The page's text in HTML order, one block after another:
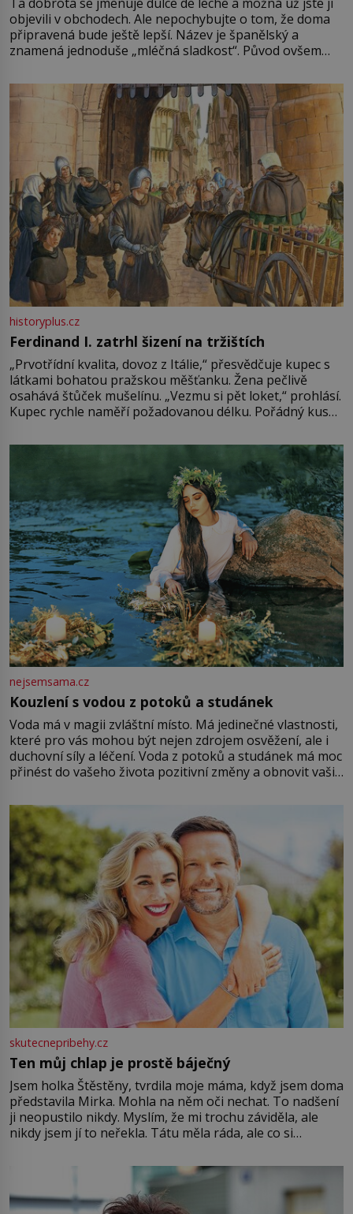
objevili v obchodech. Ale nepochybujte o tom, že doma
připravená bude ještě lepší. Název je španělský a
znamená jednoduše „mléčná sladkost“. Původ ovšem
pře hned několik latinskoamerických zemí a k tomu
Francie, kde se traduje,
historyplus.cz
Ferdinand I. zatrhl šizení na tržištích
„Prvotřídní kvalita, dovoz z Itálie,“ přesvědčuje kupec s
látkami bohatou pražskou měšťanku. Žena pečlivě
osahává štůček mušelínu. „Vezmu si pět loket,“ prohlásí.
Kupec rychle naměří požadovanou délku. Pořádný kus
milostpaní. Stačí jenom na sukni,“ zhodnotí švadlena
množství růžového mušelínu. „Ošidili vás, podívejte.“
Vezme do ruky dřevěnou
nejsemsama.cz
Kouzlení s vodou z potoků a studánek
Voda má v magii zvláštní místo. Má jedinečné vlastnosti,
které pro vás mohou být nejen zdrojem osvěžení, ale i
duchovní síly a léčení. Voda z potoků a studánek má moc
přinést do vašeho života pozitivní změny a obnovit vaši
můžete obohatit své rituály a přinést do svého života
větší harmonii a klid. Je důležité
skutecnepribehy.cz
Ten můj chlap je prostě báječný
Jsem holka Štěstěny, tvrdila moje máma, když jsem doma
představila Mirka. Mohla na něm oči nechat. To nadšení
ji neopustilo nikdy. Myslím, že mi trochu záviděla, ale
nikdy jsem jí to neřekla. Tátu měla ráda, ale co si
Jsme spolu moc rádi Tehdy byla jiná doba, když